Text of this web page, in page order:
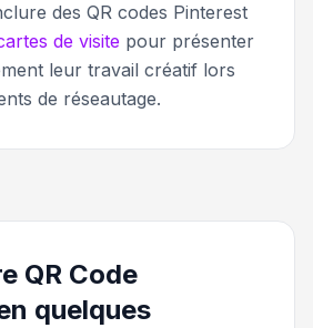
des QR codes Pinterest
de visite pour présenter
leur travail créatif lors
de réseautage.
QR Code
quelques